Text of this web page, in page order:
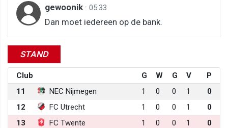
gewoonik · 05:33
Dan moet iedereen op de bank.
STAND
Club G W G V
P
11
NEC Nijmegen 1 0 0 1
0
12
FC Utrecht 1 0 0 1
0
13
FC Twente 1 0 0 1
0